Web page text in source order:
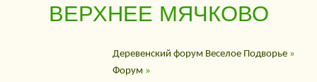
ВЕРХНЕЕ МЯЧКОВО
Деревенский форум Веселое Подворье»
Форум »